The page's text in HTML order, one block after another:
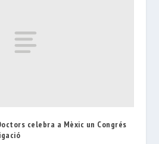
celebra a Mèxic un Congrés